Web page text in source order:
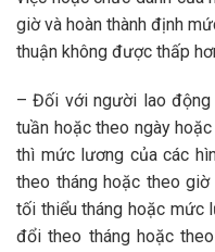
giờ và hoàn thành định
thuận không được thấp
– Đối với người lao động
tuần hoặc theo ngày
thì mức lương của các
theo tháng hoặc theo
tối thiểu tháng hoặc mức
đổi theo tháng hoặc